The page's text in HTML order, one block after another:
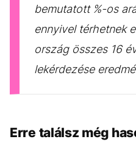
bemutatott %-os
ennyivel térhetnek
ország összes 16
lekérdezése
Erre találsz még